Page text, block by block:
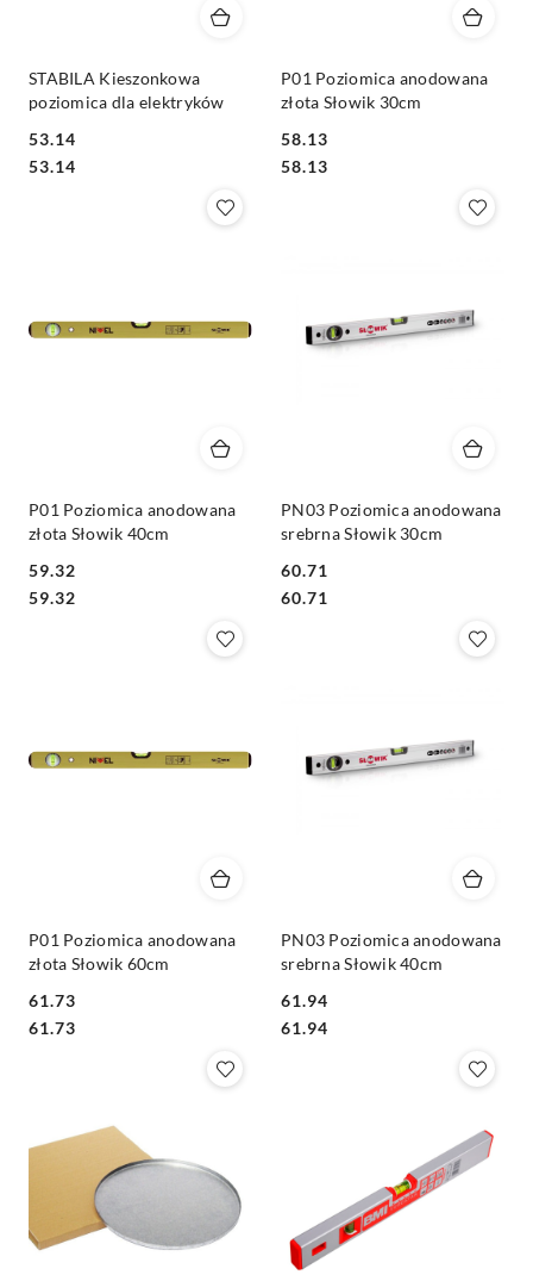
STABILA Kieszonkowa
poziomica dla elektryków
Cena:
53.14
Cena:
53.14
P01 Poziomica anodowana
złota Słowik 30cm
Cena:
58.13
Cena:
58.13
P01 Poziomica anodowana
złota Słowik 40cm
Cena:
59.32
Cena:
59.32
PN03 Poziomica anodowana
srebrna Słowik 30cm
Cena:
60.71
Cena:
60.71
P01 Poziomica anodowana
złota Słowik 60cm
Cena:
61.73
Cena:
61.73
PN03 Poziomica anodowana
srebrna Słowik 40cm
Cena:
61.94
Cena:
61.94